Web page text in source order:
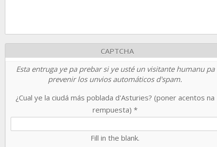
CAPTCHA
Esta entruga ye pa prebar si ye usté un visitante humanu pa
prevenir los unvios automáticos d'spam.
¿Cual ye la ciudá más poblada d'Asturies? (poner acentos na
rempuesta) *
Fill in the blank.